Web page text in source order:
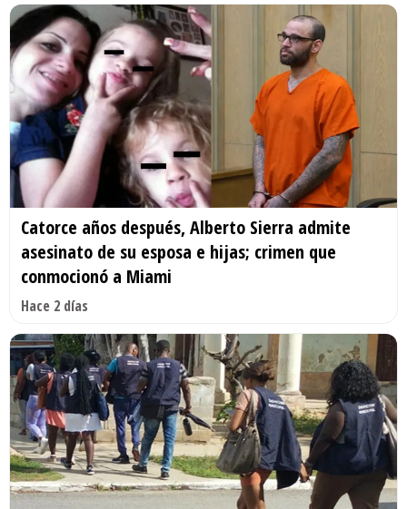
Catorce años después, Alberto Sierra admite
asesinato de su esposa e hijas; crimen que
conmocionó a Miami
Hace 2 días